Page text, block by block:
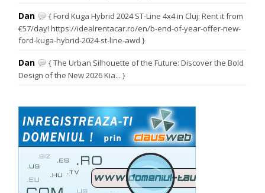
Dan
{ Ford Kuga Hybrid 2024 ST-Line 4x4 in Cluj: Rent it from
€57/day! https://idealrentacar.ro/en/b-end-of-year-offer-new-
ford-kuga-hybrid-2024-st-line-awd }
Dan
{ The Urban Silhouette of the Future: Discover the Bold
Design of the New 2026 Kia... }